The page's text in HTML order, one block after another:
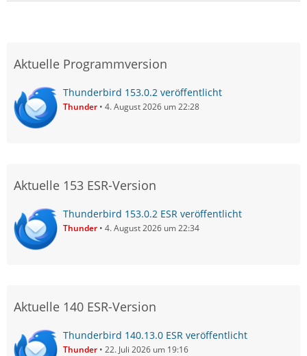
Aktuelle Programmversion
Thunderbird 153.0.2 veröffentlicht
Thunder 4. August 2026 um 22:28
Aktuelle 153 ESR-Version
Thunderbird 153.0.2 ESR veröffentlicht
Thunder 4. August 2026 um 22:34
Aktuelle 140 ESR-Version
Thunderbird 140.13.0 ESR veröffentlicht
Thunder 22. Juli 2026 um 19:16